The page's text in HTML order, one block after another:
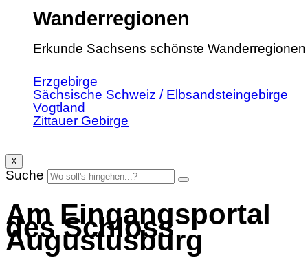
Wanderregionen
Erkunde Sachsens schönste Wanderregionen
Erzgebirge
Sächsische Schweiz / Elbsandsteingebirge
Vogtland
Zittauer Gebirge
X
Suche
Am Eingangsportal
des Schloss
Augustusburg